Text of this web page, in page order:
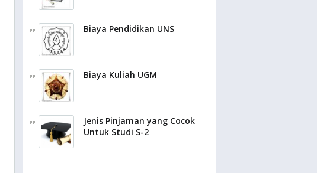
Biaya Pendidikan UNS
Biaya Kuliah UGM
Jenis Pinjaman yang Cocok
Untuk Studi S-2